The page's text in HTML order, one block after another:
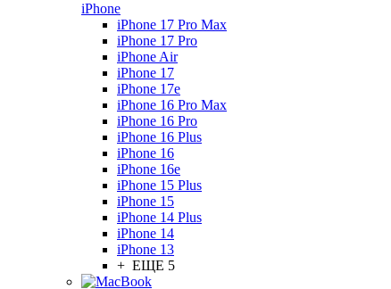
iPhone
iPhone 17 Pro Max
iPhone 17 Pro
iPhone Air
iPhone 17
iPhone 17e
iPhone 16 Pro Max
iPhone 16 Pro
iPhone 16 Plus
iPhone 16
iPhone 16e
iPhone 15 Plus
iPhone 15
iPhone 14 Plus
iPhone 14
iPhone 13
+ ЕЩЕ 5